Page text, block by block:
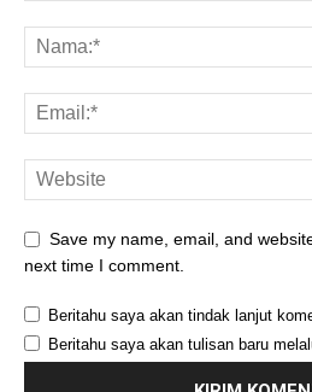
Save my name, email, and
next time I comment.
Beritahu saya akan tindak lanjut
Beritahu saya akan tulisan baru